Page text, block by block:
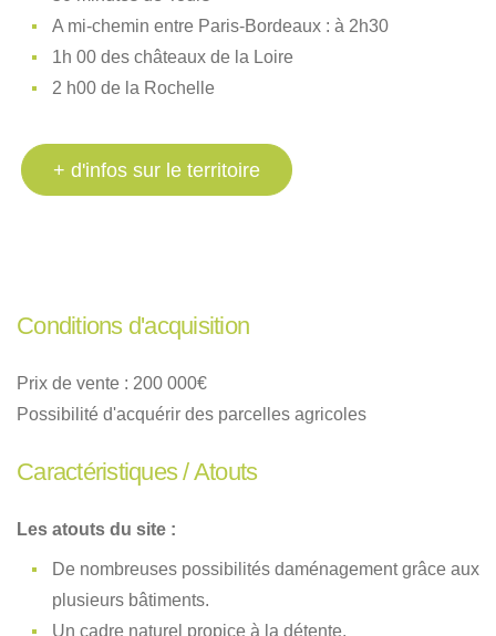
A mi-chemin entre Paris-Bordeaux : à 2h30
1h 00 des châteaux de la Loire
2 h00 de la Rochelle
+ d'infos sur le territoire
Conditions d'acquisition
Prix de vente : 200 000€
Possibilité d'acquérir des parcelles agricoles
Caractéristiques / Atouts
Les atouts du site :
De nombreuses possibilités daménagement grâce aux
plusieurs bâtiments.
Un cadre naturel propice à la détente.